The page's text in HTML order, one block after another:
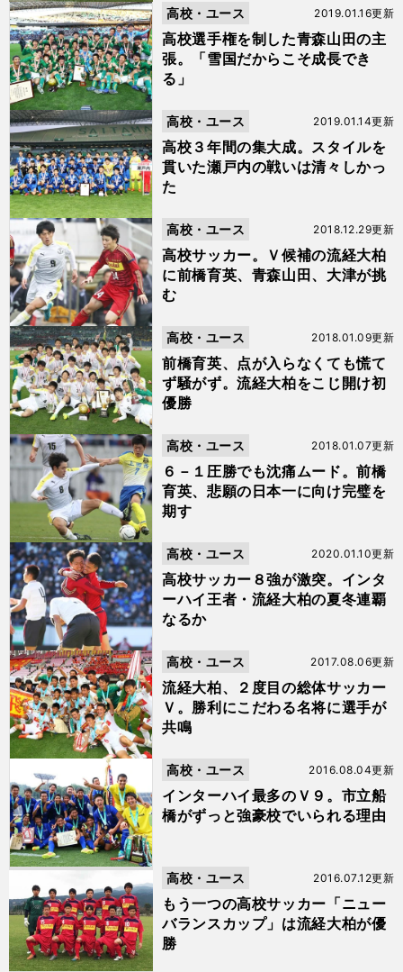
高校選手権を制した青森山田の主
張。「雪国だからこそ成長でき
る」
2019.01.16更新
高校・ユース
高校３年間の集大成。スタイルを
貫いた瀬戸内の戦いは清々しかっ
た
2019.01.14更新
高校・ユース
高校サッカー。Ｖ候補の流経大柏
に前橋育英、青森山田、大津が挑
む
2018.12.29更新
高校・ユース
前橋育英、点が入らなくても慌て
ず騒がず。流経大柏をこじ開け初
優勝
2018.01.09更新
高校・ユース
６－１圧勝でも沈痛ムード。前橋
育英、悲願の日本一に向け完璧を
期す
2018.01.07更新
高校・ユース
高校サッカー８強が激突。インタ
ーハイ王者・流経大柏の夏冬連覇
なるか
2020.01.10更新
高校・ユース
流経大柏、２度目の総体サッカー
Ｖ。勝利にこだわる名将に選手が
共鳴
2017.08.06更新
高校・ユース
インターハイ最多のＶ９。市立船
橋がずっと強豪校でいられる理由
2016.08.04更新
高校・ユース
もう一つの高校サッカー「ニュー
バランスカップ」は流経大柏が優
勝
2016.07.12更新
高校・ユース